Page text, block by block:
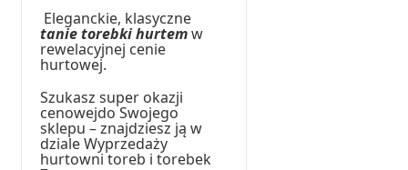
Eleganckie, klasyczne
tanie torebki hurtemw
rewelacyjnej cenie
hurtowej.
Szukasz super okazji
cenowejdo Swojego
sklepu – znajdziesz ją w
dziale Wyprzedaży
hurtowni toreb i torebek